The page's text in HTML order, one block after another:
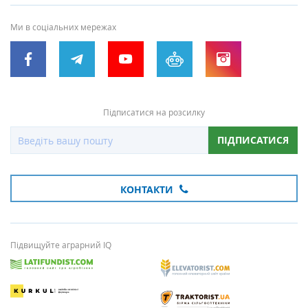
Ми в соціальних мережах
Підписатися на розсилку
ПІДПИСАТИСЯ
КОНТАКТИ
Підвищуйте аграрний IQ